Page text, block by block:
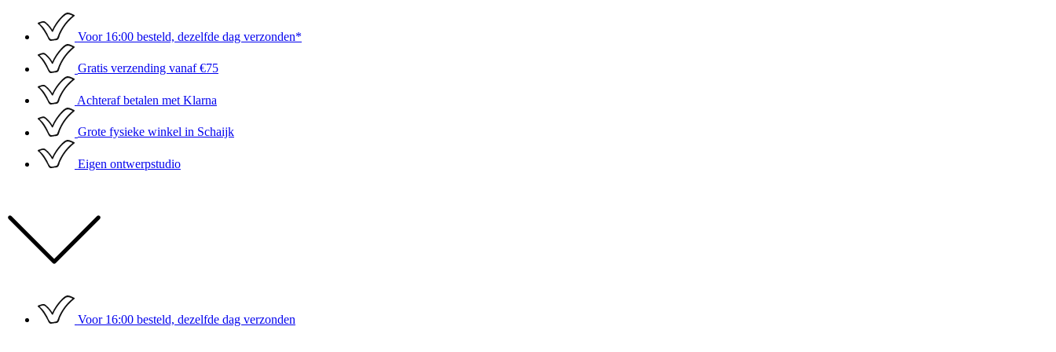
naar
inhoud
Voor 16:00 besteld, dezelfde dag verzonden*
Gratis verzending vanaf €75
Achteraf betalen met Klarna
Grote fysieke winkel in Schaijk
Eigen ontwerpstudio
Voor 16:00 besteld, dezelfde dag verzonden